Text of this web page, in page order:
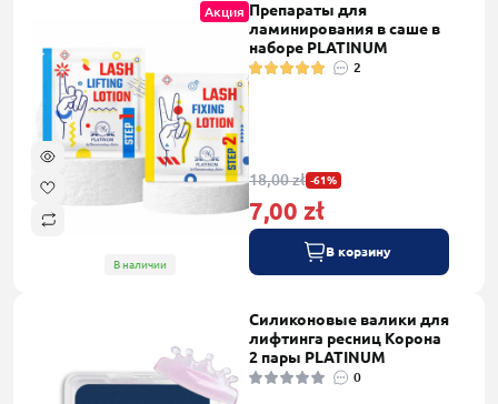
Акция
В наличии
Препараты для
ламинирования в саше в
наборе PLATINUM
2
18,00 zł -61%
7,00 zł
В корзину
Силиконовые валики для
лифтинга ресниц Корона
2 пары PLATINUM
0